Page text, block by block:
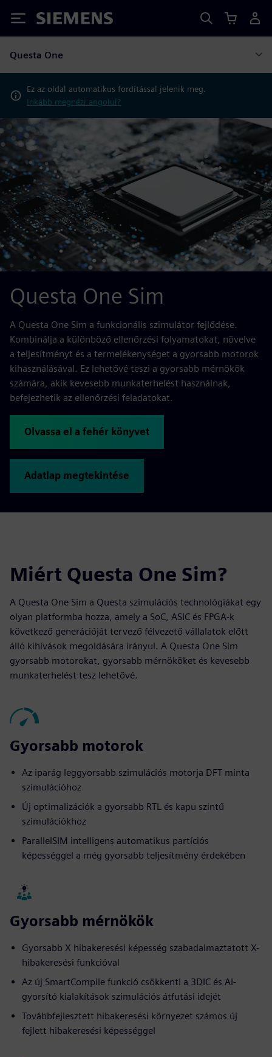
Siemens
Questa One
Ez az oldal automatikus fordítással jelenik meg.
Inkább megnézi angolul?
Questa One Sim
A Questa One Sim a funkcionális szimulátor fejlődése.
Kombinálja a különböző ellenőrzési folyamatokat, növelve
a teljesítményt és a termelékenységet a gyorsabb motorok
kihasználásával. Ez lehetővé teszi a gyorsabb mérnökök
számára, akik kevesebb munkaterhelést használnak,
befejezhetik az ellenőrzési feladatokat.
Olvassa el a fehér könyvet
Adatlap megtekintése
Miért Questa One Sim?
A Questa One Sim a Questa szimulációs technológiákat egy
olyan platformba hozza, amely a SoC, ASIC és FPGA-k
következő generációját tervező félvezető vállalatok előtt
álló kihívások megoldására irányul. A Questa One Sim
gyorsabb motorokat, gyorsabb mérnököket és kevesebb
munkaterhelést tesz lehetővé.
Gyorsabb motorok
Az iparág leggyorsabb szimulációs motorja DFT minta
szimulációhoz
Új optimalizációk a gyorsabb RTL és kapu szintű
szimulációkhoz
ParallelSIM intelligens automatikus partíciós
képességgel a még gyorsabb teljesítmény érdekében
Gyorsabb mérnökök
Gyorsabb X hibakeresési képesség szabadalmaztatott X-
hibakeresési funkcióval
Az új SmartCompile funkció csökkenti a 3DIC és AI-
gyorsító kialakítások szimulációs átfutási idejét
Továbbfejlesztett hibakeresési környezet számos új
fejlett hibakeresési képességgel